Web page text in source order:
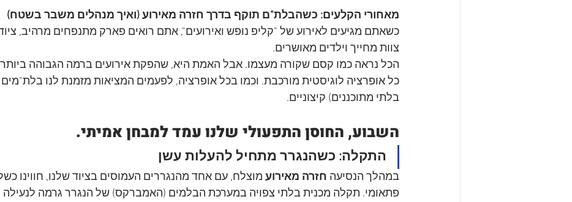
מאחורי הקלעים: כשהבלת"ם תוקף בדרך חזרה מאירוע (ואיך מנהלים משבר בשטח)
כשאתם מגיעים לאירוע של "קליפ נופש ואירועים", אתם רואים פארק מתנפחים מרהיב,
צוות מחייך וילדים מאושרים.
הכל נראה כמו קסם שקורה מעצמו. אבל האמת היא, שהפקת אירועים ברמה הגבוהה ביותר
כל אופרציה לוגיסטית מורכבת. וכמו בכל אופרציה, לפעמים המציאות מזמנת לנו בלת"מים
בלתי מתוכננים) קיצוניים.
השבוע, החוסן התפעולי שלנו עמד למבחן אמיתי.
התקלה: כשהנגרר מתחיל להעלות עשן
במהלך הנסיעה חזרה מאירוע מוצלח, עם אחד מהנגררים העמוסים בציוד שלנו, חווינו
פתאומי. תקלה מכנית בלתי צפויה במערכת הבלמים (האמברקס) של הנגרר גרמה לנעילה